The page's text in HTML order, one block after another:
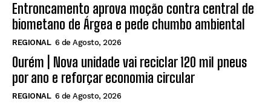
Entroncamento aprova moção contra central de
biometano de Árgea e pede chumbo ambiental
REGIONAL 6 de Agosto, 2026
Ourém | Nova unidade vai reciclar 120 mil pneus
por ano e reforçar economia circular
REGIONAL 6 de Agosto, 2026